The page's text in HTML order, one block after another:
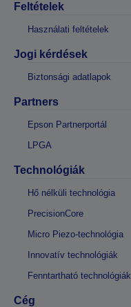
Feltételek
Használati feltételek
Jogi kérdések
Biztonsági adatlapok
Partners
Epson Partnerportál
LPGA
Technológiák
Hő nélküli technológia
PrecisionCore
Micro Piezo-technológia
Innovatív technológiák
Fenntartható technológiák
Cég